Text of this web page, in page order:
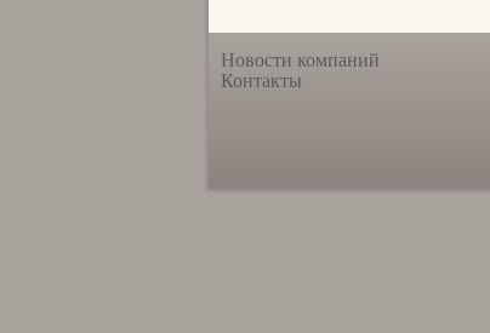
Новости компаний
Контакты